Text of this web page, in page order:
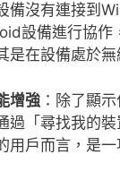
備沒有連接到
設備進行協作
是在設備處於無
增強 ：除了顯
過「尋找我的
用戶而言，是